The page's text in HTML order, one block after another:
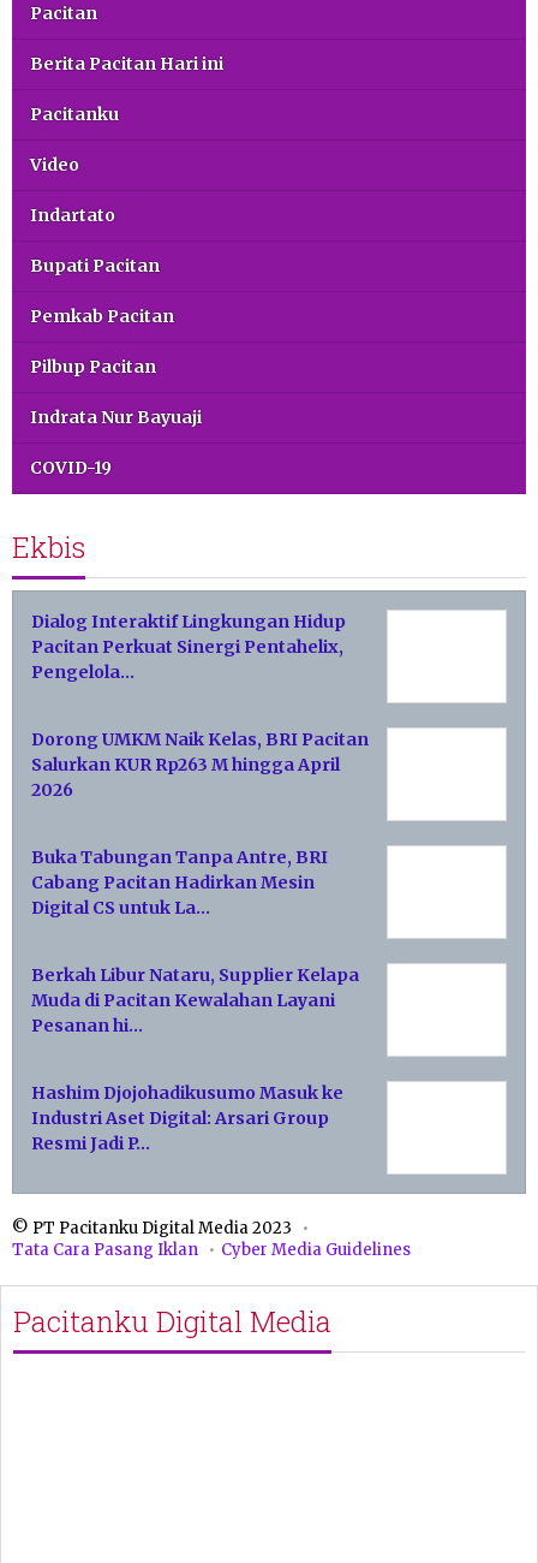
Pacitan
Berita Pacitan Hari ini
Pacitanku
Video
Indartato
Bupati Pacitan
Pemkab Pacitan
Pilbup Pacitan
Indrata Nur Bayuaji
COVID-19
Ekbis
Dialog Interaktif Lingkungan Hidup
Pacitan Perkuat Sinergi Pentahelix,
Pengelola…
Dorong UMKM Naik Kelas, BRI Pacitan
Salurkan KUR Rp263 M hingga April
2026
Buka Tabungan Tanpa Antre, BRI
Cabang Pacitan Hadirkan Mesin
Digital CS untuk La…
Berkah Libur Nataru, Supplier Kelapa
Muda di Pacitan Kewalahan Layani
Pesanan hi…
Hashim Djojohadikusumo Masuk ke
Industri Aset Digital: Arsari Group
Resmi Jadi P…
© PT Pacitanku Digital Media 2023
Tata Cara Pasang Iklan
Cyber Media Guidelines
Pacitanku Digital Media